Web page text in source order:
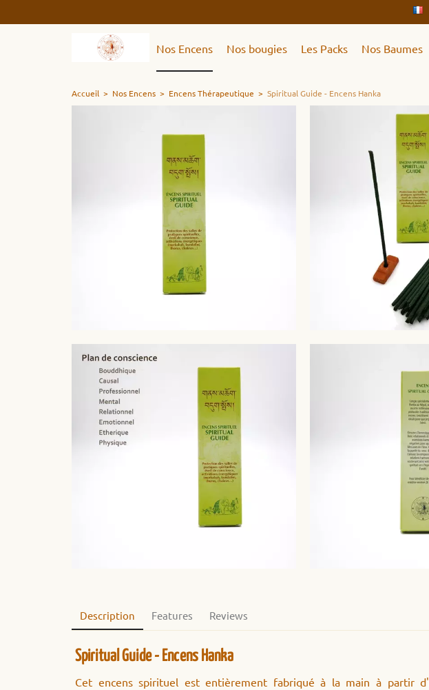
Nos Encens Nos bougies Les Packs Nos Baumes
Accueil > Nos Encens > Encens Thérapeutique > Spiritual Guide - Encens Hanka
Description Features Reviews
Spiritual Guide - Encens Hanka
Cet encens spirituel est entièrement fabriqué à la main à partir d'